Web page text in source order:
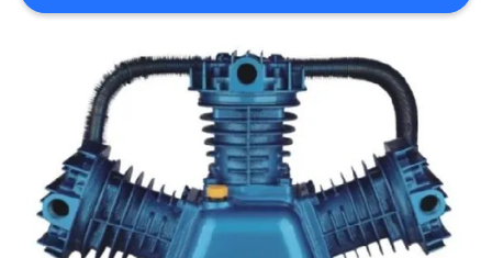
মামলা
অনুরোধ
করুন